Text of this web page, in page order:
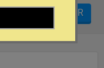
FILTRAR